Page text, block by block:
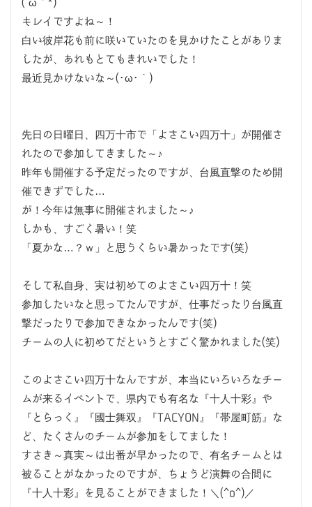
(´ω｀*)
キレイですよね～！
白い彼岸花も前に咲いていたのを見かけたことがありま
したが、あれもとてもきれいでした！
最近見かけないな～(･ω･｀)
先日の日曜日、四万十市で「よさこい四万十」が開催さ
れたので参加してきました～♪
昨年も開催する予定だったのですが、台風直撃のため開
催できずでした…
が！今年は無事に開催されました～♪
しかも、すごく暑い！笑
「夏かな…？ｗ」と思うくらい暑かったです(笑)
そして私自身、実は初めてのよさこい四万十！笑
参加したいなと思ってたんですが、仕事だったり台風直
撃だったりで参加できなかったんです(笑)
チームの人に初めてだというとすごく驚かれました(笑)
このよさこい四万十なんですが、本当にいろいろなチー
ムが来るイベントで、県内でも有名な『十人十彩』や
『とらっく』『國士舞双』『TACYON』『帯屋町筋』な
ど、たくさんのチームが参加をしてました！
すさき～真実～は出番が早かったので、有名チームとは
被ることがなかったのですが、ちょうど演舞の合間に
『十人十彩』を見ることができました！＼(^o^)／